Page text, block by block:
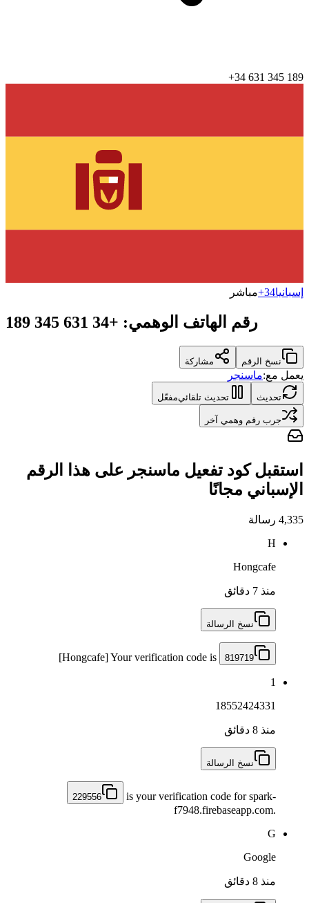
+34 631 345 189
إسبانيا+34مباشر
رقم الهاتف الوهمي:
+34 631 345 189
نسخ الرقم مشاركة
يعمل مع:ماسنجر
تحديث تحديث تلقائيمفعّل
جرب رقم وهمي آخر
استقبل كود تفعيل ماسنجر على هذا الرقم
الإسباني مجانًا
4,335 رسالة
H
Hongcafe
منذ 7 دقائق
نسخ الرسالة
[Hongcafe] Your verification code is 819719
1
18552424331
منذ 8 دقائق
نسخ الرسالة
229556
is your verification code for spark-
f7948.firebaseapp.com.
G
Google
منذ 8 دقائق